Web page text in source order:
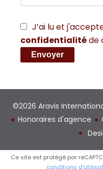
J’ai lu et
confidentialitéde
Envoyer
©2026 Aravis
Honoraires d'agence
Ce site est protégé par
conditions